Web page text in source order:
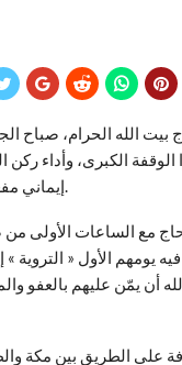
الله الحرام، صباح
الوقفة الكبرى، وأداء
إيماني مفعم بالخشوع والسكينة.
مع الساعات الأولى
يومهم الأول « التروية
أن يمّن عليهم بالعفو
على الطريق بين مكة